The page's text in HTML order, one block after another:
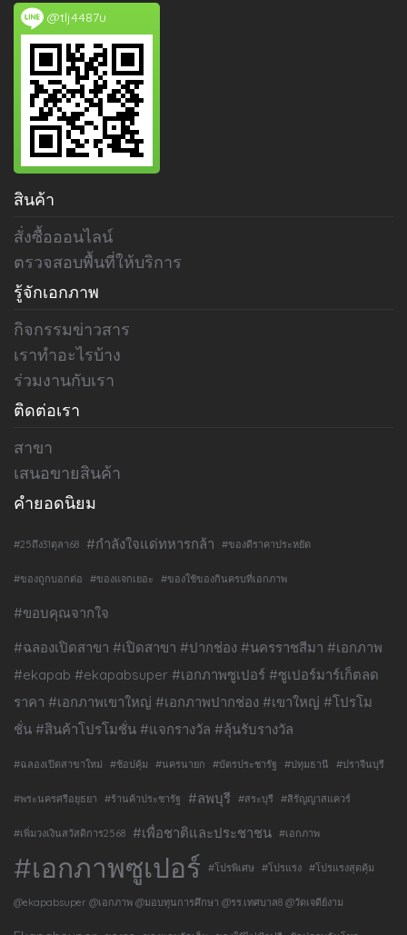
@tlj4487u
สินค้า
สั่งซื้อออนไลน์
ตรวจสอบพื้นที่ให้บริการ
รู้จักเอกภาพ
กิจกรรมข่าวสาร
เราทำอะไรบ้าง
ร่วมงานกับเรา
ติดต่อเรา
สาขา
เสนอขายสินค้า
คำยอดนิยม
#25ถึง31ตุลา68 #กำลังใจแด่ทหารกล้า #ของดีราคาประหยัด
#ของถูกบอกต่อ #ของแจกเยอะ #ของใช้ของกินครบที่เอกภาพ
#ขอบคุณจากใจ
#ฉลองเปิดสาขา #เปิดสาขา #ปากช่อง #นครราชสีมา #เอกภาพ
#ekapab #ekapabsuper #เอกภาพซูเปอร์ #ซูเปอร์มาร์เก็ตลด
ราคา #เอกภาพเขาใหญ่ #เอกภาพปากช่อง #เขาใหญ่ #โปรโม
ชั่น #สินค้าโปรโมชั่น #แจกรางวัล #ลุ้นรับรางวัล
#ฉลองเปิดสาขาใหม่ #ช้อปคุ้ม #นครนายก #บัตรประชารัฐ #ปทุมธานี #ปราจีนบุรี
#พระนครศรีอยุธยา #ร้านค้าประชารัฐ #ลพบุรี #สระบุรี #สิรัญญาสแควร์
#เพิ่มวงเงินสวัสดิการ2568 #เพื่อชาติและประชาชน #เอกภาพ
#เอกภาพซูเปอร์ #โปรพิเศษ #โปรแรง #โปรแรงสุดคุ้ม
@ekapabsuper @เอกภาพ @มอบทุนการศึกษา @รร.เทศบาล8 @วัดเจดีย์งาม